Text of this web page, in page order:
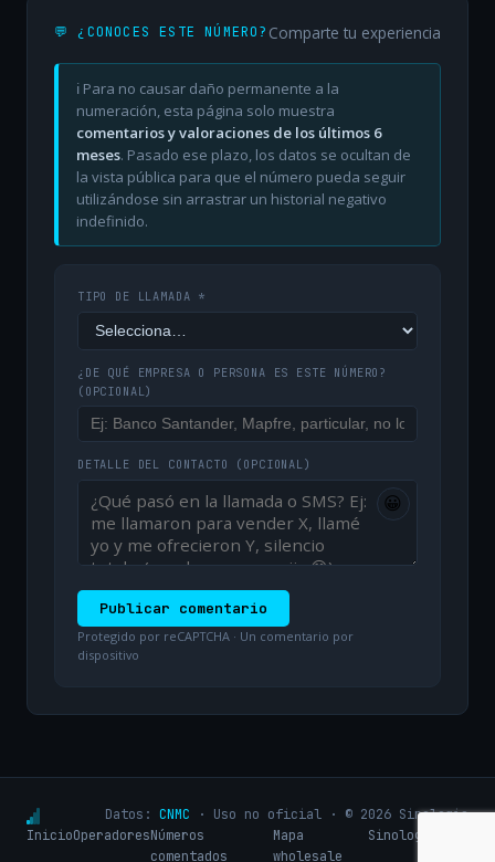
💬 ¿CONOCES ESTE NÚMERO? Comparte tu experiencia
ℹ️ Para no causar daño permanente a la
numeración, esta página solo muestra
comentarios y valoraciones de los últimos 6
meses. Pasado ese plazo, los datos se ocultan de
la vista pública para que el número pueda seguir
utilizándose sin arrastrar un historial negativo
indefinido.
TIPO DE LLAMADA *
¿DE QUÉ EMPRESA O PERSONA ES ESTE NÚMERO?
(OPCIONAL)
DETALLE DEL CONTACTO (OPCIONAL)
😀
Publicar comentario
Protegido por reCAPTCHA · Un comentario por
dispositivo
Datos: CNMC · Uso no oficial · © 2026 Sinologic
InicioOperadoresNúmeros
comentados
Mapa
wholesale
Sinologic.net